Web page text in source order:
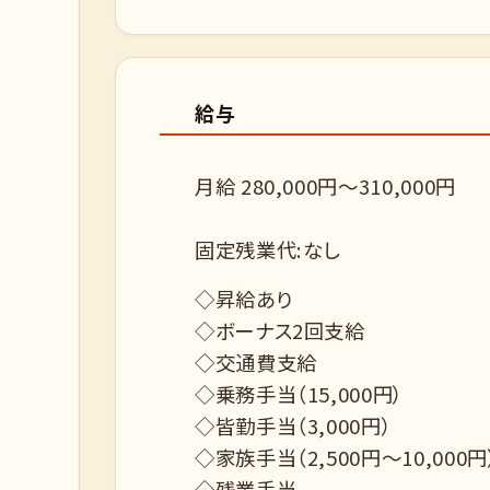
給与
月給 280,000円～310,000円
固定残業代:なし
◇昇給あり
◇ボーナス2回支給
◇交通費支給
◇乗務手当（15,000円）
◇皆勤手当（3,000円）
◇家族手当（2,500円～10,000円